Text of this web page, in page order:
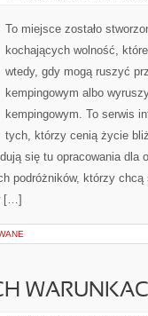
To miejsce zostało
kochających wolność,
wtedy, gdy mogą ruszyć
kempingowym albo
kempingowym. To serwis
tych, którzy cenią życie
się tu opracowania dla
podróżników, którzy
[…]